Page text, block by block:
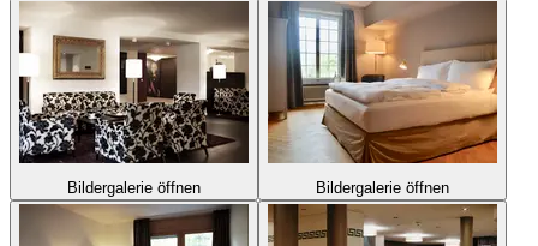
Bildergalerie öffnen Bildergalerie öffnen